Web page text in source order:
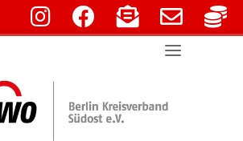
fab fa-instagramfab fa-facebook
fas fa-envelope-
far fa-